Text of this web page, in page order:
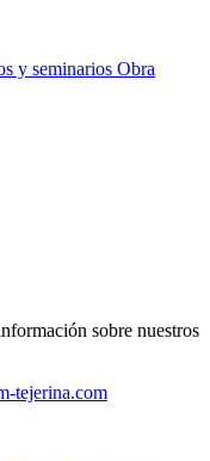
y seminarios Obra
sobre nuestros
tejerina.com